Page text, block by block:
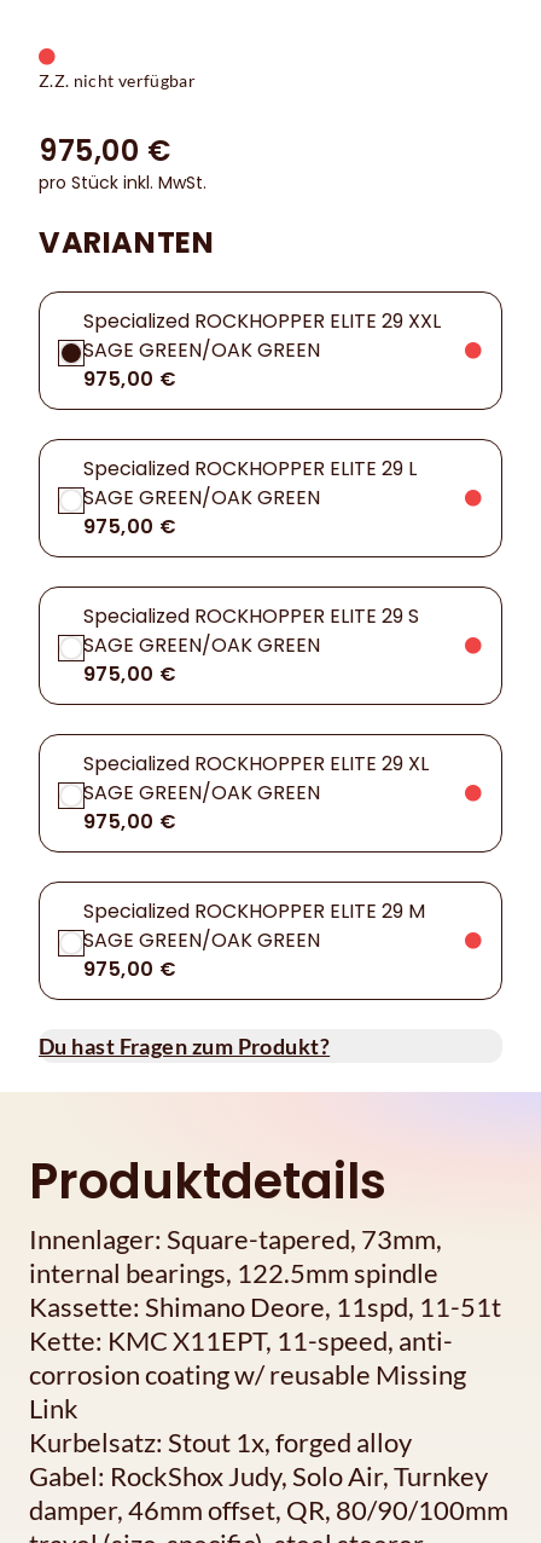
Z.Z. nicht verfügbar
975,00 €
pro Stück inkl. MwSt.
VARIANTEN
Specialized ROCKHOPPER ELITE 29 XXL
SAGE GREEN/OAK GREEN
975,00 €
Specialized ROCKHOPPER ELITE 29 L
SAGE GREEN/OAK GREEN
975,00 €
Specialized ROCKHOPPER ELITE 29 S
SAGE GREEN/OAK GREEN
975,00 €
Specialized ROCKHOPPER ELITE 29 XL
SAGE GREEN/OAK GREEN
975,00 €
Specialized ROCKHOPPER ELITE 29 M
SAGE GREEN/OAK GREEN
975,00 €
Du hast Fragen zum Produkt?
Produktdetails
Innenlager: Square-tapered, 73mm,
internal bearings, 122.5mm spindle
Kassette: Shimano Deore, 11spd, 11-51t
Kette: KMC X11EPT, 11-speed, anti-
corrosion coating w/ reusable Missing
Link
Kurbelsatz: Stout 1x, forged alloy
Gabel: RockShox Judy, Solo Air, Turnkey
damper, 46mm offset, QR, 80/90/100mm